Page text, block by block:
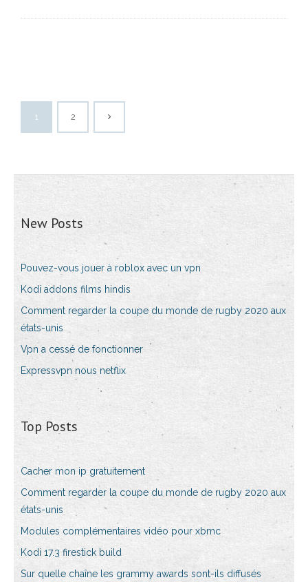
1 2
New Posts
Pouvez-vous jouer à roblox avec un vpn
Kodi addons films hindis
Comment regarder la coupe du monde de rugby 2020 aux
états-unis
Vpn a cessé de fonctionner
Expressvpn nous netflix
Top Posts
Cacher mon ip gratuitement
Comment regarder la coupe du monde de rugby 2020 aux
états-unis
Modules complémentaires vidéo pour xbmc
Kodi 17.3 firestick build
Sur quelle chaîne les grammy awards sont-ils diffusés